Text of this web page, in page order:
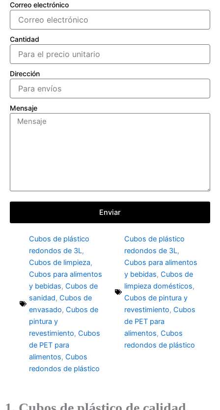
Correo electrónico
Cantidad
Dirección
Mensaje
Enviar
Cubos de plástico
redondos de 3L,
Cubos de limpieza,
Cubos para alimentos
y bebidas, Cubos de
sanidad, Cubos de
envasado, Cubos de
pintura y
revestimiento, Cubos
de PET para
alimentos, Cubos
redondos de plástico
Cubos de plástico
redondos de 3L,
Cubos para alimentos
y bebidas, Cubos de
limpieza domésticos,
Cubos de pintura y
revestimiento, Cubos
de PET para
alimentos, Cubos
redondos de plástico